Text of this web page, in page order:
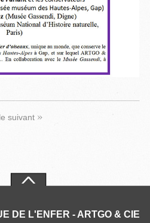
suivant »
DE L'ENFER - ARTGO & CIE